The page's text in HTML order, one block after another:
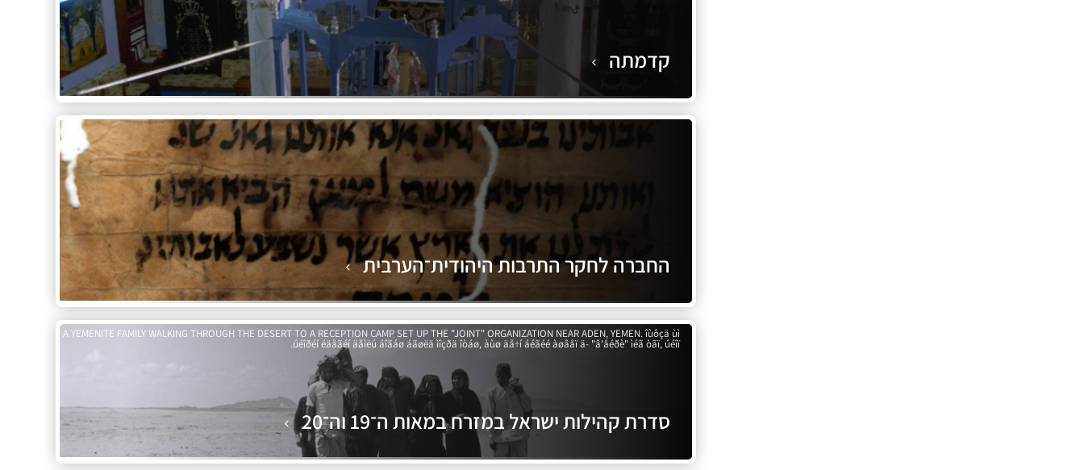
קדמתה
החברה לחקר התרבות היהודית־הערבית
סדרת קהילות ישראל במזרח במאות ה־19 וה־20
A YEMENITE FAMILY WALKING THROUGH THE DESERT TO A RECEPTION CAMP SET UP THE "JOINT" ORGANIZATION NEAR ADEN, YEMEN. îùôçä ùì
úéîðéí éäåãéí äåìëú áîãáø áãøëä ìîçðä îòáø, àùø äå÷í áéãéé àøâåï ä- "â'åéðè" ìéã òãï, úéîï.